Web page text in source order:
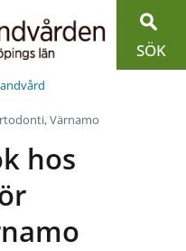
SÖK
Värnamo
hos